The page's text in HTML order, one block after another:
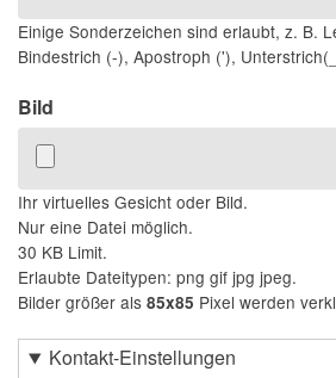
Einige Sonderzeichen sind erlaubt, z. B.
Bindestrich (-), Apostroph ('),
Bild
Ihr virtuelles Gesicht oder Bild.
Nur eine Datei möglich.
30 KB Limit.
Erlaubte Dateitypen: png gif jpg jpeg.
Bilder größer als 85x85 Pixel werden
Kontakt-Einstellungen